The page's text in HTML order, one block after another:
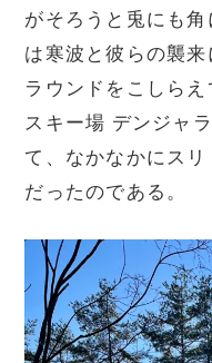
がそろうと兎にも
は寒波と彼らの襲
ラウンドをこしら
スキー場 デンジャ
て、なかなかにス
だったのである。